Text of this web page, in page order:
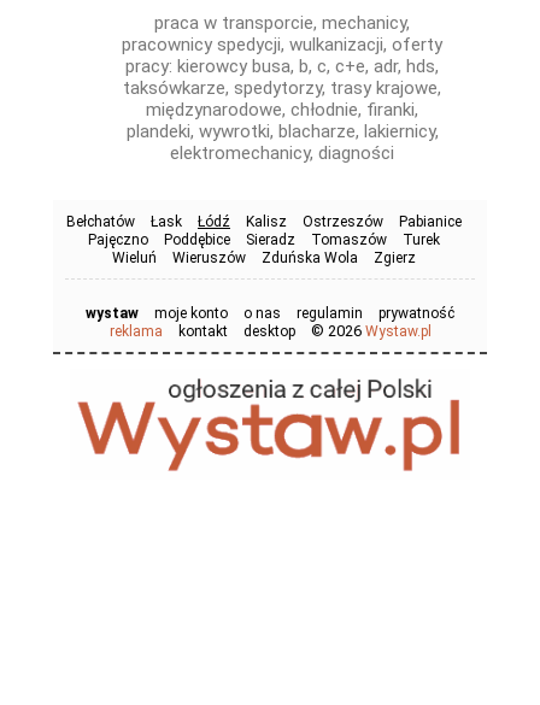
praca w transporcie, mechanicy,
pracownicy spedycji, wulkanizacji, oferty
pracy: kierowcy busa, b, c, c+e, adr, hds,
taksówkarze, spedytorzy, trasy krajowe,
międzynarodowe, chłodnie, firanki,
plandeki, wywrotki, blacharze, lakiernicy,
elektromechanicy, diagności
Bełchatów Łask Łódź Kalisz Ostrzeszów
Pabianice
Pajęczno
Poddębice Sieradz Tomaszów
Turek
Wieluń
Wieruszów Zduńska Wola Zgierz
wystaw moje konto o nas regulamin
prywatność
reklama
kontakt desktop © 2026 Wystaw.pl